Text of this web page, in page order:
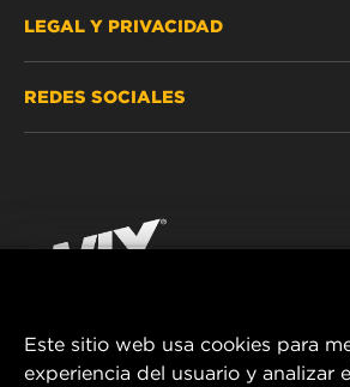
DÓNDE COMPRAR
¡CONTÁCTENOS!
LEGAL Y PRIVACIDAD
IMPRESSUM
REDES SOCIALES
YouTube
MANN+HUMMEL FT Poland
Este sitio web usa cookies para
experiencia del usuario y analizar